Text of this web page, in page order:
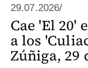
29.07.2026/
Cae 'El 20'
a los
Zúñiga, 29